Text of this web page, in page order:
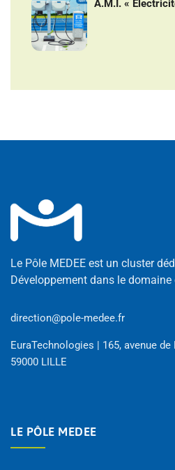
A.M.I. «
Le Pôle MEDEE est un cluster
Développement dans le domaine
direction@pole-medee.fr
EuraTechnologies | 165, avenue de
59000 LILLE
LE PÔLE MEDEE